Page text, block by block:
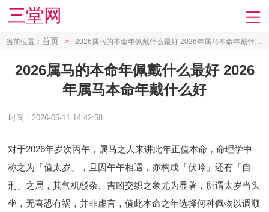
三堂网
当前位置： 首页 > 2026属马的本命年佩戴什么最好 2026年属马本命年戴什么好
2026属马的本命年佩戴什么最好 2026
年属马本命年戴什么好
时间：2026-05-11 14:42:58
对于2026年岁次丙午，属马之人来讲此年正值本命，命理学中
称之为「值太岁」，且因午午相遇，亦构成「伏吟」还有「自
刑」之局，其气机驳杂、吉凶交织之象尤为显著，所谓太岁当头
坐，无喜恐有祸，并非虚言，值此本命之年选择何种佩物以调顺